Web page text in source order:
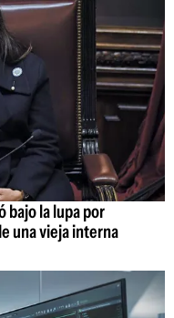
bajo la lupa por
una vieja interna